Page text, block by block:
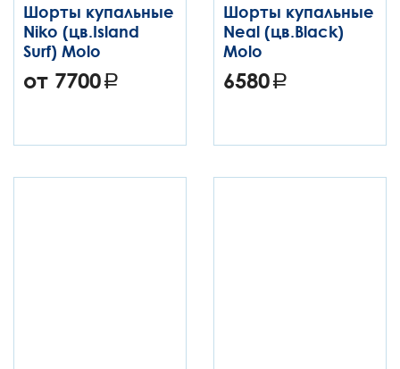
Шорты купальные
Niko (цв.Island
Surf) Molo
от 7700
Шорты купальные
Neal (цв.Black)
Molo
6580